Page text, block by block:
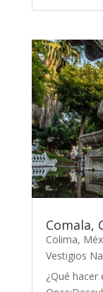
Comala,
Colima,
Vestigios
¿Qué hacer